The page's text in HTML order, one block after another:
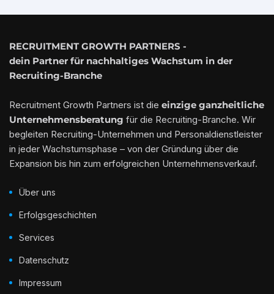
RECRUITMENT GROWTH PARTNERS -
dein Partner für nachhaltiges Wachstum in der
Recruiting-Branche
Recruitment Growth Partners ist die einzige ganzheitliche
Unternehmensberatung für die Recruiting-Branche. Wir
begleiten Recruiting-Unternehmen und Personaldienstleister
in jeder Wachstumsphase – von der Gründung über die
Expansion bis hin zum erfolgreichen Unternehmensverkauf.
Über uns
Erfolgsgeschichten
Services
Datenschutz
Impressum